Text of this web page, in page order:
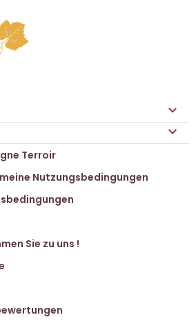


Terroir
Nutzungsbedingungen
Sie zu uns !